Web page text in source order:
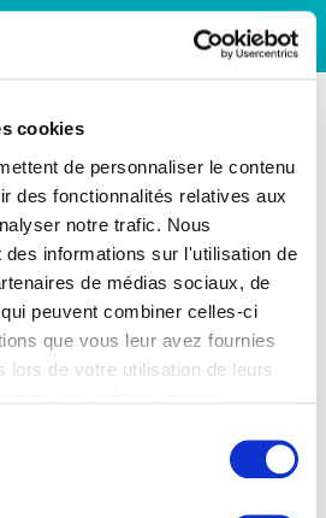
cookies
de personnaliser le contenu
des fonctionnalités relatives aux
notre trafic. Nous
des informations sur l'utilisation de
de médias sociaux, de
peuvent combiner celles-ci
que vous leur avez fournies
lors de votre utilisation de leurs